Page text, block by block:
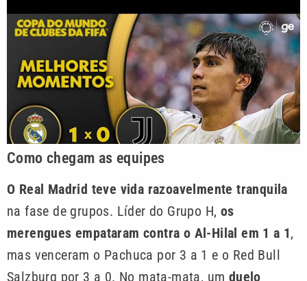
Como chegam as equipes
O Real Madrid teve vida razoavelmente tranquila
na fase de grupos. Líder do Grupo H, os
merengues empataram contra o Al-Hilal em 1 a 1,
mas venceram o Pachuca por 3 a 1 e o Red Bull
Salzburg por 3 a 0. No mata-mata, um duelo